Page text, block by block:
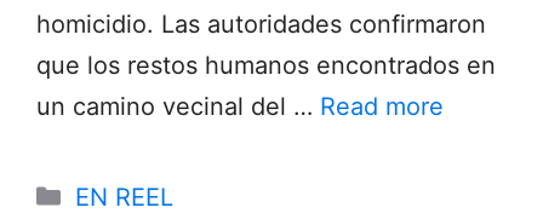
homicidio. Las autoridades confirmaron
que los restos humanos encontrados en
un camino vecinal del … Read more
Categories
EN REEL